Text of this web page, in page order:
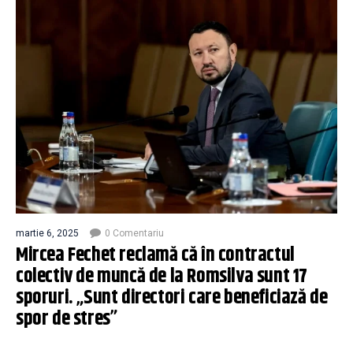
martie 6, 2025 0 Comentariu
Mircea Fechet reclamă că în contractul
colectiv de muncă de la Romsilva sunt 17
sporuri. „Sunt directori care beneficiază de
spor de stres”